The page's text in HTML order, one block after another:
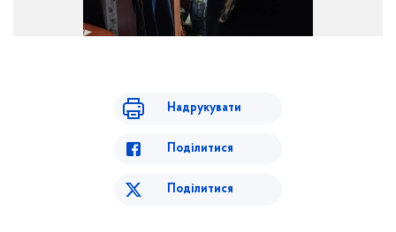
Надрукувати
Поділитися
Поділитися